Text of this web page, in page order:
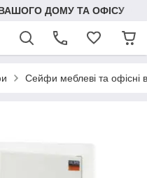
ДОМУ ТА ОФІСУ
Сейфи меблеві та офісні